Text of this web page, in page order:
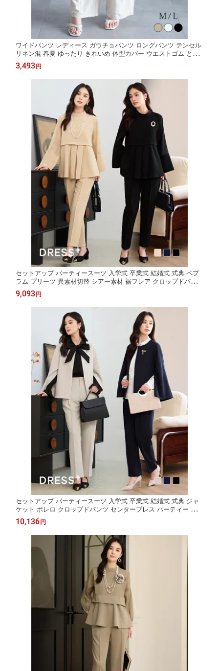
ワイドパンツ レディース ガウチョパンツ ロングパンツ テンセル
リネン混 春夏 ゆったり きれいめ 体型カバー ウエストゴム とろ
み素材 涼感 薄手 ベージュ アイボリー ブラック 3色展開
3,493円
セットアップ パーティースーツ 入学式 卒業式 結婚式 式典 ペプ
ラム プリーツ 異素材切替 シアー素材 裾フレア クロップドパンツ
センタープレス パーティー チュニック 長袖 ウエストゴ
9,093円
セットアップ パーティースーツ 入学式 卒業式 結婚式 式典 ジャ
ケット ボレロ クロップドパンツ センタープレス パーティー ノー
カラージャケット 長袖 ウエストゴム スラックス レディー
10,136円